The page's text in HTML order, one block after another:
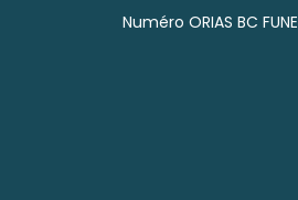
Numéro ORIAS BC